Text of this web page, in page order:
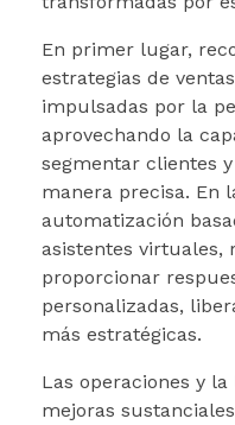
En primer lugar,
estrategias de
impulsadas por la
aprovechando la
segmentar clientes
manera precisa. En
automatización
asistentes virtuales,
proporcionar
personalizadas,
más estratégicas.
Las operaciones y
mejoras